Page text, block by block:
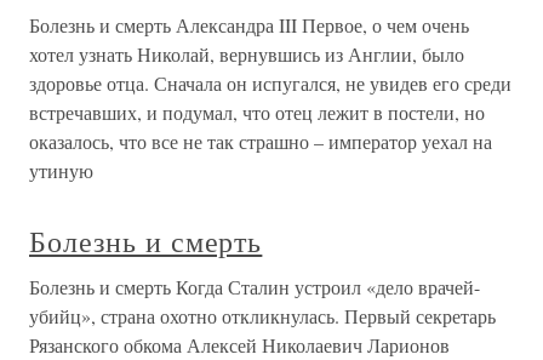
Болезнь и смерть Александра III Первое, о чем очень
хотел узнать Николай, вернувшись из Англии, было
здоровье отца. Сначала он испугался, не увидев его среди
встречавших, и подумал, что отец лежит в постели, но
оказалось, что все не так страшно – император уехал на
утиную
Болезнь и смерть
Болезнь и смерть Когда Сталин устроил «дело врачей-
убийц», страна охотно откликнулась. Первый секретарь
Рязанского обкома Алексей Николаевич Ларионов